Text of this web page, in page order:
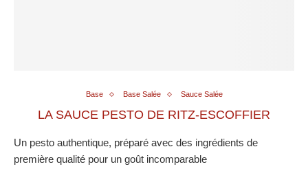
Base Base Salée Sauce Salée
LA SAUCE PESTO DE RITZ-ESCOFFIER
Un pesto authentique, préparé avec des ingrédients de
première qualité pour un goût incomparable